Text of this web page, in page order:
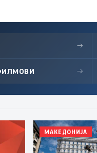
→
→
МАКЕДОНИЈА